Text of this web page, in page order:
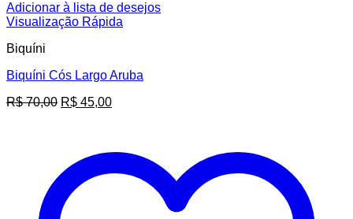
Adicionar à lista de desejos
Visualização Rápida
Biquíni
Biquíni Cós Largo Aruba
R$70,00 O
R$ 70,00.
R$ 45,00O
R$ 45,00.